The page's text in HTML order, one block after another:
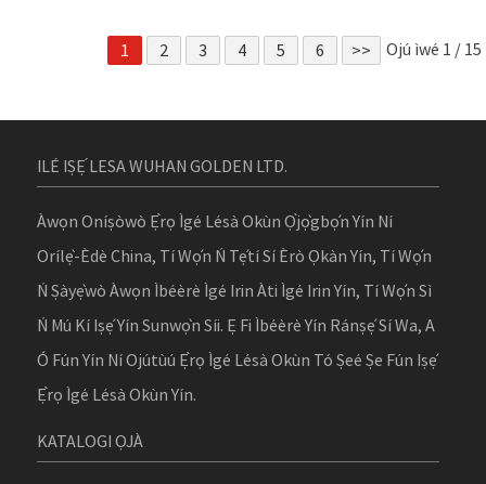
1 2 3 4 5 6 >> Ojú ìwé 1 / 15
ILÉ IṢẸ́ LESA WUHAN GOLDEN LTD.
Àwọn Oníṣòwò Ẹ̀rọ Ìgé Lésà Okùn Ọ̀jọ̀gbọ́n Yín Ní
Orílẹ̀-Èdè China, Tí Wọ́n Ń Tẹ́tí Sí Èrò Ọkàn Yín, Tí Wọ́n
Ń Ṣàyẹ̀wò Àwọn Ìbéèrè Ìgé Irin Àti Ìgé Irin Yín, Tí Wọ́n Sì
Ń Mú Kí Iṣẹ́ Yín Sunwọ̀n Síi. Ẹ Fi Ìbéèrè Yín Ránṣẹ́ Sí Wa, A
Ó Fún Yín Ní Ojútùú Ẹ̀rọ Ìgé Lésà Okùn Tó Ṣeé Ṣe Fún Iṣẹ́
Ẹ̀rọ Ìgé Lésà Okùn Yín.
KATALOGI ỌJÀ